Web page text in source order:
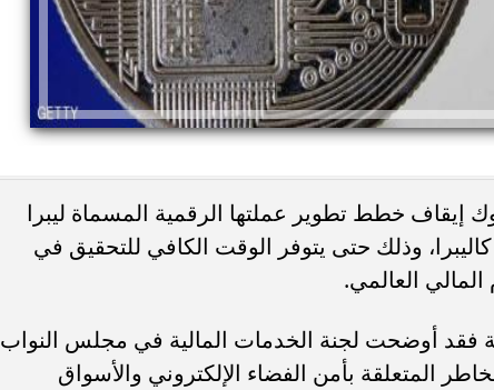
خطط تطوير عملتها الرقمية المسماة ليبرا
وذلك حتى يتوفر الوقت الكافي للتحقيق في
العالمي.
فقد أوضحت لجنة الخدمات المالية في مجلس النواب
المتعلقة بأمن الفضاء الإلكتروني والأسواق